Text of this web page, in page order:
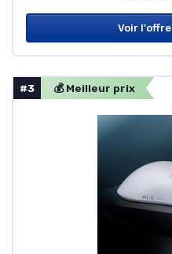
Voir l'offre
#3 💰 Meilleur prix